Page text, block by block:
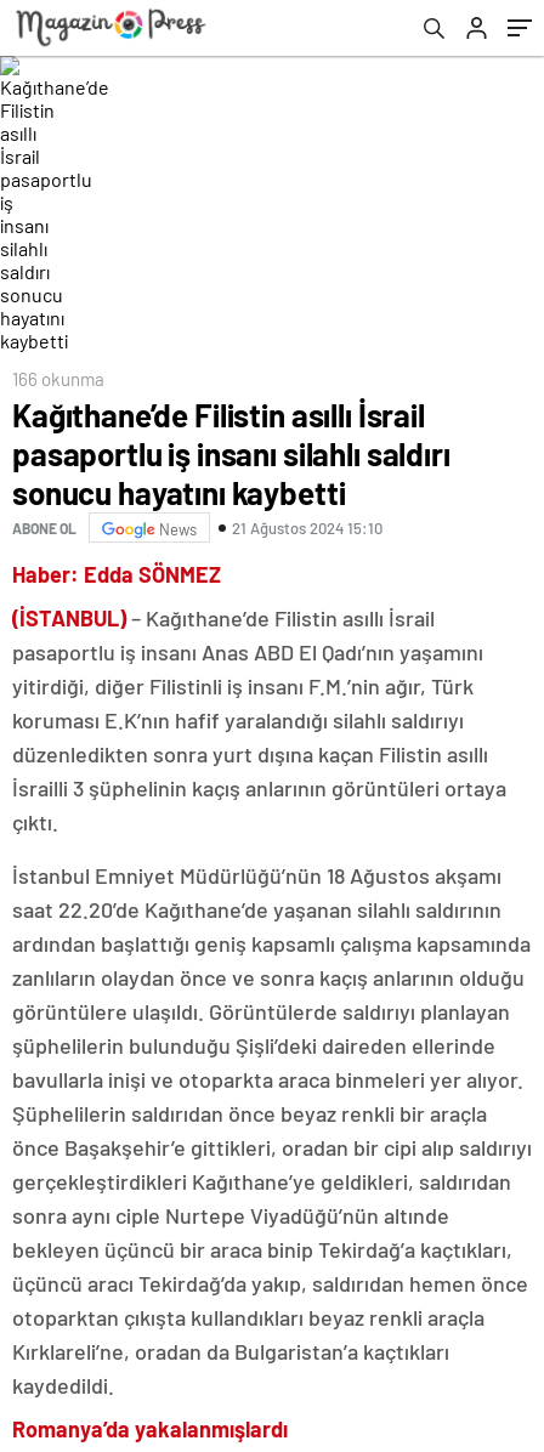
166 okunma
Kağıthane’de Filistin asıllı İsrail
pasaportlu iş insanı silahlı saldırı
sonucu hayatını kaybetti
ABONE OL News 21 Ağustos 2024 15:10
Haber: Edda SÖNMEZ
(İSTANBUL)– Kağıthane’de Filistin asıllı İsrail
pasaportlu iş insanı Anas ABD El Qadı’nın yaşamını
yitirdiği, diğer Filistinli iş insanı F.M.’nin ağır, Türk
koruması E.K’nın hafif yaralandığı silahlı saldırıyı
düzenledikten sonra yurt dışına kaçan Filistin asıllı
İsrailli 3 şüphelinin kaçış anlarının görüntüleri ortaya
çıktı.
İstanbul Emniyet Müdürlüğü’nün 18 Ağustos akşamı
saat 22.20’de Kağıthane’de yaşanan silahlı saldırının
ardından başlattığı geniş kapsamlı çalışma kapsamında
zanlıların olaydan önce ve sonra kaçış anlarının olduğu
görüntülere ulaşıldı. Görüntülerde saldırıyı planlayan
şüphelilerin bulunduğu Şişli’deki daireden ellerinde
bavullarla inişi ve otoparkta araca binmeleri yer alıyor.
Şüphelilerin saldırıdan önce beyaz renkli bir araçla
önce Başakşehir’e gittikleri, oradan bir cipi alıp saldırıyı
gerçekleştirdikleri Kağıthane’ye geldikleri, saldırıdan
sonra aynı ciple Nurtepe Viyadüğü’nün altınde
bekleyen üçüncü bir araca binip Tekirdağ’a kaçtıkları,
üçüncü aracı Tekirdağ’da yakıp, saldırıdan hemen önce
otoparktan çıkışta kullandıkları beyaz renkli araçla
Kırklareli’ne, oradan da Bulgaristan’a kaçtıkları
kaydedildi.
Romanya’da yakalanmışlardı